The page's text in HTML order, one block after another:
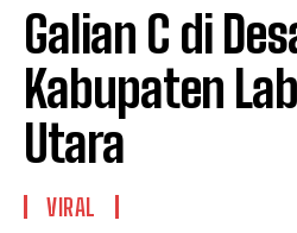
Galian C di
Kabupaten
Utara
VIRAL